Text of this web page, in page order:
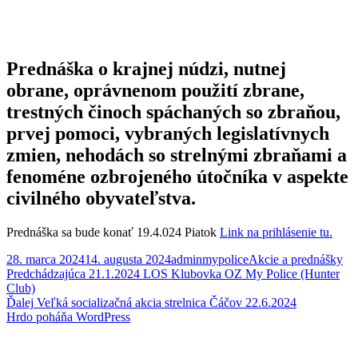
Prednáška o krajnej núdzi, nutnej
obrane, oprávnenom použití zbrane,
trestných činoch spáchaných so zbraňou,
prvej pomoci, vybraných legislatívnych
zmien, nehodách so strelnými zbraňami a
fenoméne ozbrojeného útočníka v aspekte
civilného obyvateľstva.
Prednáška sa bude konať 19.4.024 Piatok Link na prihlásenie tu.
Publikované
28. marca 202414. augusta 2024Autor
adminmypoliceKategórie
Akcie a prednášky
Navigácia
v
článku
Predchádzajúca Predchádzajúci
21.1.2024 LOS Klubovka OZ My Police (Hunter
Club)
Ďalej Ďalší
článok:
Veľká socializačná akcia strelnica Čáčov 22.6.2024
Hrdo poháňa WordPress